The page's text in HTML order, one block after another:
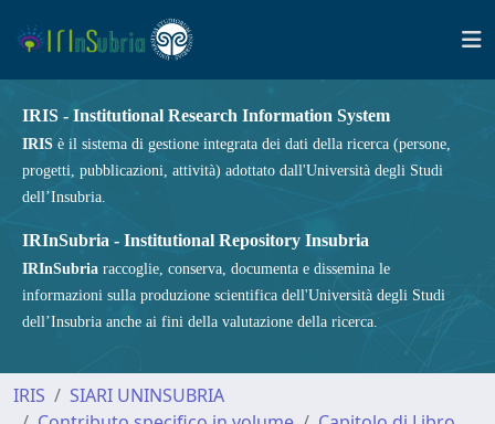
IRIS - Institutional Research Information System
IRIS è il sistema di gestione integrata dei dati della ricerca (persone,
progetti, pubblicazioni, attività) adottato dall'Università degli Studi
dell’Insubria.
IRInSubria - Institutional Repository Insubria
IRInSubria raccoglie, conserva, documenta e dissemina le
informazioni sulla produzione scientifica dell'Università degli Studi
dell’Insubria anche ai fini della valutazione della ricerca.
IRIS
SIARI UNINSUBRIA